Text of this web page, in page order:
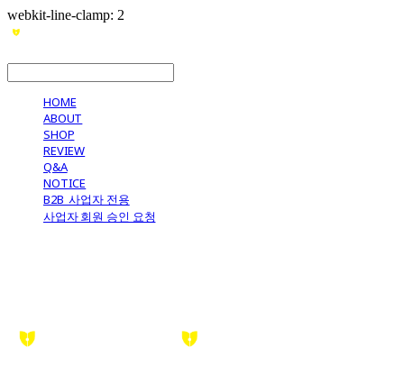
webkit-line-clamp: 2
HOME
ABOUT
SHOP
REVIEW
Q&A
NOTICE
B2B_사업자 전용
사업자 회원 승인 요청